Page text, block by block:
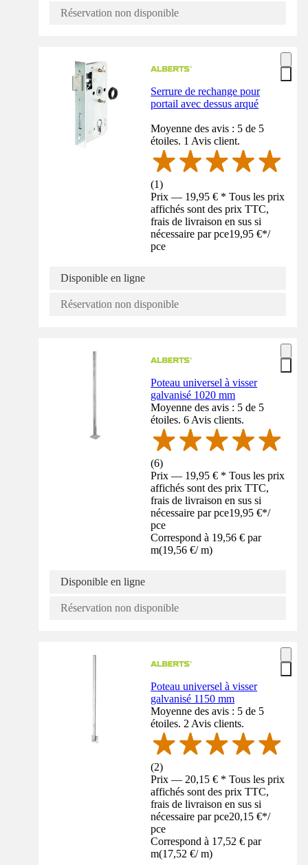
Réservation non disponible
Serrure de rechange pour
portail avec dessus arqué
Moyenne des avis : 5 de 5
étoiles. 1 Avis client.
(1)
Prix — 19,95 € * Tous les prix
affichés sont des prix TTC,
frais de livraison en sus si
nécessaire par pce19,95 €*/
pce
Disponible en ligne
Réservation non disponible
Poteau universel à visser
galvanisé 1020 mm
Moyenne des avis : 5 de 5
étoiles. 6 Avis clients.
(6)
Prix — 19,95 € * Tous les prix
affichés sont des prix TTC,
frais de livraison en sus si
nécessaire par pce19,95 €*/
pce
Correspond à 19,56 € par
m(19,56 €/ m)
Disponible en ligne
Réservation non disponible
Poteau universel à visser
galvanisé 1150 mm
Moyenne des avis : 5 de 5
étoiles. 2 Avis clients.
(2)
Prix — 20,15 € * Tous les prix
affichés sont des prix TTC,
frais de livraison en sus si
nécessaire par pce20,15 €*/
pce
Correspond à 17,52 € par
m(17,52 €/ m)